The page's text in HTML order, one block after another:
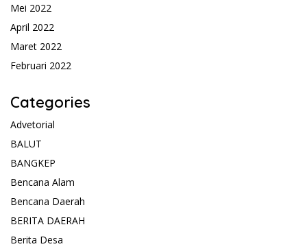
Mei 2022
April 2022
Maret 2022
Februari 2022
Categories
Advetorial
BALUT
BANGKEP
Bencana Alam
Bencana Daerah
BERITA DAERAH
Berita Desa